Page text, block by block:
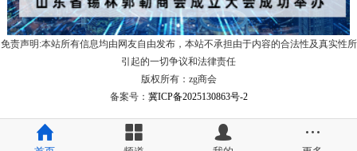
免责声明:本站所有信息均由网友自由发布，本站不承担由于内容的合法性及真实性所
引起的一切争议和法律责任
版权所有：zg商会
备案号： 冀ICP备2025130863号-2